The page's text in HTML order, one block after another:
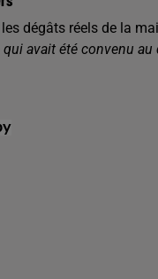
dégâts réels de la
qui avait été convenu au